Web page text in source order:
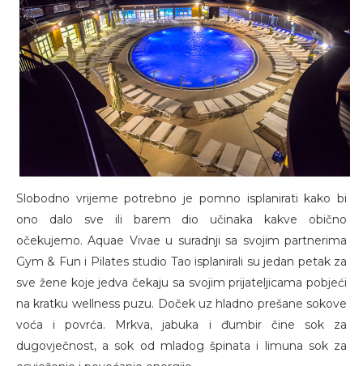
Slobodno vrijeme potrebno je pomno isplanirati kako bi
ono dalo sve ili barem dio učinaka kakve obično
očekujemo. Aquae Vivae u suradnji sa svojim partnerima
Gym & Fun i Pilates studio Tao isplanirali su jedan petak za
sve žene koje jedva čekaju sa svojim prijateljicama pobjeći
na kratku wellness puzu. Doček uz hladno prešane sokove
voća i povrća. Mrkva, jabuka i đumbir čine sok za
dugovječnost, a sok od mladog špinata i limuna sok za